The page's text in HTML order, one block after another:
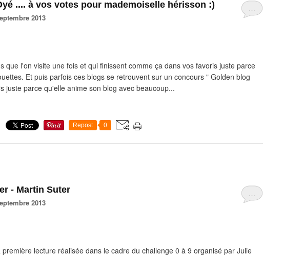
…
.... à vos votes pour mademoiselle hérisson :)
2013
que l'on visite une fois et qui finissent comme ça dans vos favoris juste parce
Et puis parfois ces blogs se retrouvent sur un concours " Golden blog
juste parce qu'elle anime son blog avec beaucoup...
Repost 0
…
- Martin Suter
2013
première lecture réalisée dans le cadre du challenge 0 à 9 organisé par Julie